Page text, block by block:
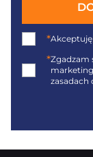
*Akceptuję
*Zgadzam
zasadach